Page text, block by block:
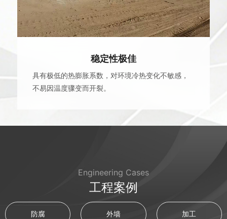
稳定性极佳
具有极低的热膨胀系数，对环境冷热变化不敏感，
不易因温度骤变而开裂。
Engineering Cases
工程案例
防腐 外墙 加工